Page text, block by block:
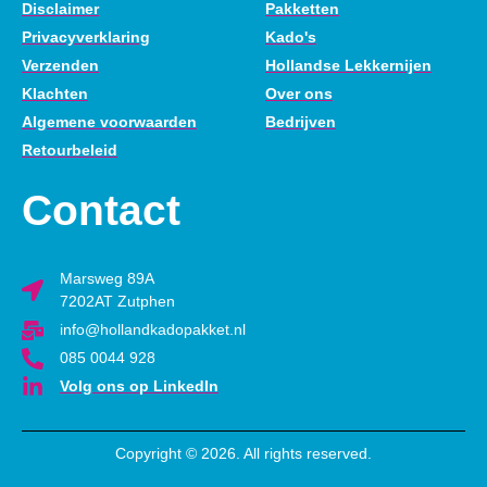
Disclaimer
Privacyverklaring
Verzenden
Klachten
Algemene voorwaarden
Retourbeleid
Pakketten
Kado's
Hollandse Lekkernijen
Over ons
Bedrijven
Contact
Marsweg 89A
7202AT Zutphen
info@hollandkadopakket.nl
085 0044 928
Volg ons op LinkedIn
Copyright © 2026. All rights reserved.